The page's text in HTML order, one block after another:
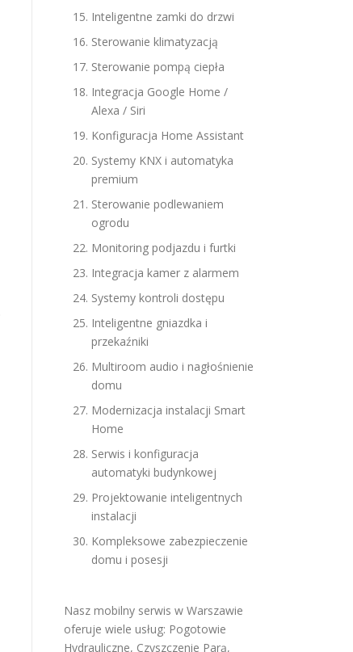
Inteligentne zamki do drzwi
Sterowanie klimatyzacją
Sterowanie pompą ciepła
Integracja Google Home /
Alexa / Siri
Konfiguracja Home Assistant
Systemy KNX i automatyka
premium
Sterowanie podlewaniem
ogrodu
Monitoring podjazdu i furtki
Integracja kamer z alarmem
Systemy kontroli dostępu
Inteligentne gniazdka i
przekaźniki
Multiroom audio i nagłośnienie
domu
Modernizacja instalacji Smart
Home
Serwis i konfiguracja
automatyki budynkowej
Projektowanie inteligentnych
instalacji
Kompleksowe zabezpieczenie
domu i posesji
Nasz mobilny serwis w Warszawie
oferuje wiele usług: Pogotowie
Hydrauliczne, Czyszczenie Parą,